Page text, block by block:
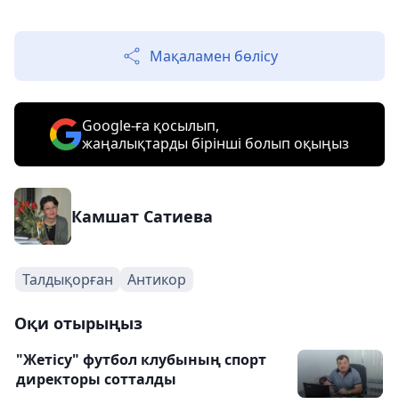
Мақаламен бөлісу
Google-ға қосылып,
жаңалықтарды бірінші болып оқыңыз
Камшат Сатиева
Талдықорған Антикор
Оқи отырыңыз
"Жетісу" футбол клубының спорт
директоры сотталды